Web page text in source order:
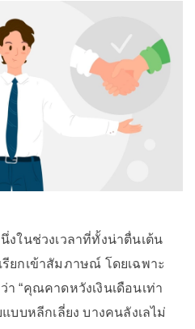
ในช่วงเวลาที่ทั้งน่าตื่นเต้น
ยกเข้าสัมภาษณ์ โดยเฉพาะ
“คุณคาดหวังเงินเดือนเท่า
บบหลีกเลี่ยง บางคนลังเลไม่